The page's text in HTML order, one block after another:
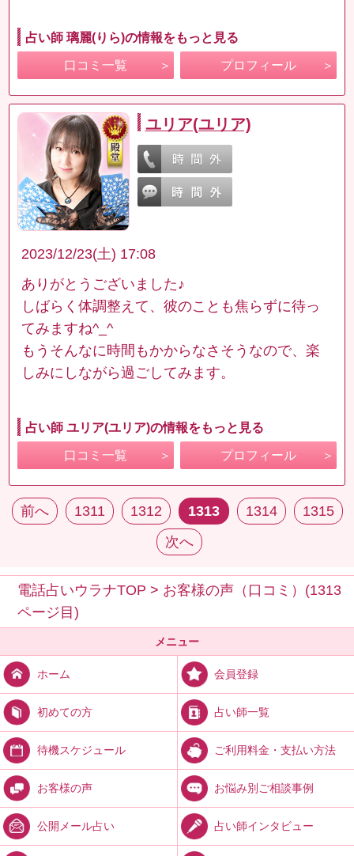
占い師 璃麗(りら)の情報をもっと見る
口コミ一覧 プロフィール
ユリア(ユリア)
2023/12/23(土) 17:08
ありがとうございました♪
しばらく体調整えて、彼のことも焦らずに待っ
てみますね^_^
もうそんなに時間もかからなさそうなので、楽
しみにしながら過ごしてみます。
占い師 ユリア(ユリア)の情報をもっと見る
口コミ一覧 プロフィール
前へ 1311 1312 1313 1314
1315
次へ
電話占いウラナTOP > お客様の声（口コミ）(1313
ページ目)
メニュー
ホーム 会員登録
初めての方 占い師一覧
待機スケジュール ご利用料金・支払い方法
お客様の声 お悩み別ご相談事例
公開メール占い 占い師インタビュー